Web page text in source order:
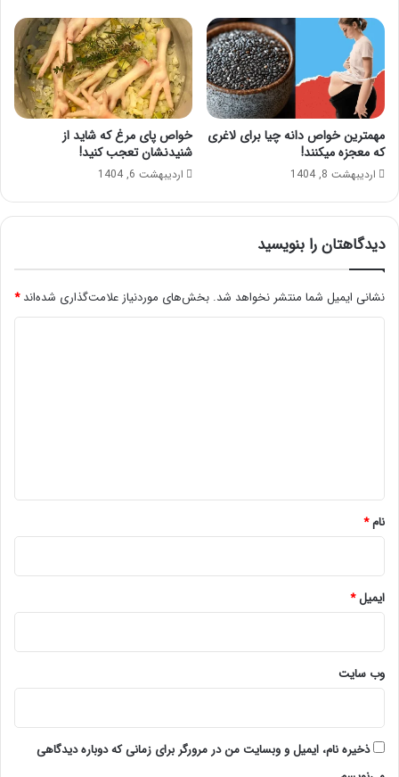
مهمترین خواص دانه چیا برای لاغری
که معجزه میکنند!
اردیبهشت 8, 1404
خواص پای مرغ که شاید از
شنیدنشان تعجب کنید!
اردیبهشت 6, 1404
دیدگاهتان را بنویسید
نشانی ایمیل شما منتشر نخواهد شد. بخش‌های موردنیاز علامت‌گذاری شده‌اند*
نام*
ایمیل*
وب‌ سایت
ذخیره نام، ایمیل و وبسایت من در مرورگر برای زمانی که دوباره دیدگاهی